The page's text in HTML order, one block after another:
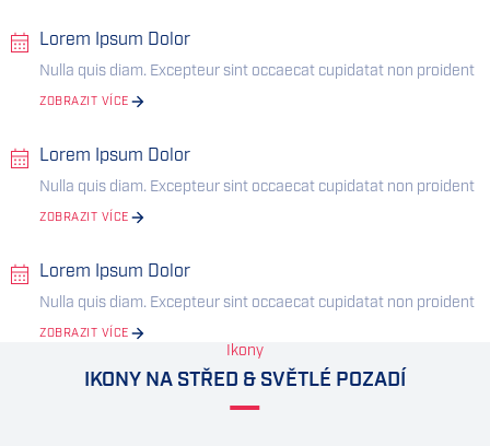
Lorem Ipsum Dolor
Nulla quis diam. Excepteur sint occaecat cupidatat non proident
ZOBRAZIT VÍCE
Lorem Ipsum Dolor
Nulla quis diam. Excepteur sint occaecat cupidatat non proident
ZOBRAZIT VÍCE
Lorem Ipsum Dolor
Nulla quis diam. Excepteur sint occaecat cupidatat non proident
ZOBRAZIT VÍCE
Ikony
IKONY NA STŘED & SVĚTLÉ POZADÍ